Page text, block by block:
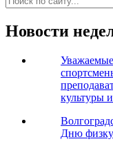
Новости
культуры
Дню